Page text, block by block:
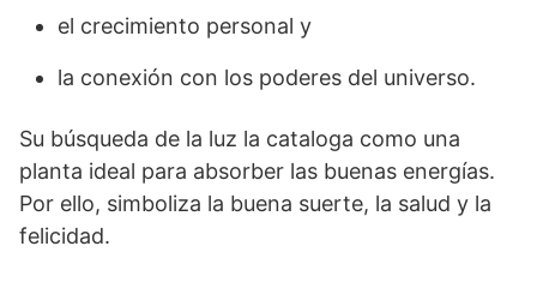
el crecimiento personal y
la conexión con los poderes del universo.
Su búsqueda de la luz la cataloga como una
planta ideal para absorber las buenas energías.
Por ello, simboliza la buena suerte, la salud y la
felicidad.